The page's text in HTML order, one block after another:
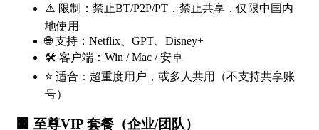
⚠️ 限制：禁止BT/P2P/PT，禁止共享，仅限中国内
地使用
🌐 支持：Netflix、GPT、Disney+
🛠 客户端：Win / Mac / 安卓
⭐ 适合：超重度用户，或多人共用（不支持共享账
号）
🏢 至尊VIP 套餐（企业/团队）